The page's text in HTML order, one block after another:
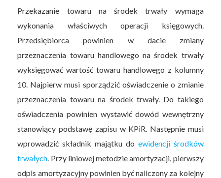
Przekazanie towaru na środek trwały wymaga
wykonania właściwych operacji księgowych.
Przedsiębiorca powinien w dacie zmiany
przeznaczenia towaru handlowego na środek trwały
wyksięgować wartość towaru handlowego z kolumny
10. Najpierw musi sporządzić oświadczenie o zmianie
przeznaczenia towaru na środek trwały. Do takiego
oświadczenia powinien wystawić dowód wewnętrzny
stanowiący podstawę zapisu w KPiR. Następnie musi
wprowadzić składnik majątku do ewidencji środków
trwałych . Przy liniowej metodzie amortyzacji, pierwszy
odpis amortyzacyjny powinien być naliczony za kolejny